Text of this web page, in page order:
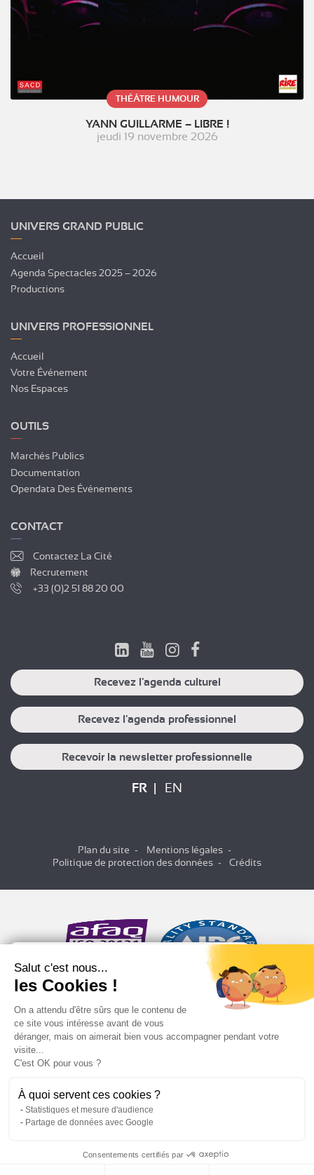
THÉÂTRE HUMOUR
YANN GUILLARME – LIBRE !
jeudi 19 novembre 2026
UNIVERS GRAND PUBLIC
Accueil
Agenda Spectacles 2025 – 2026
Productions
UNIVERS PROFESSIONNEL
Accueil
Votre Événement
Nos Espaces
OUTILS
Marchés Publics
Documentation
Opendata Des Événements
CONTACT
Contactez La Cité
Recrutement
+33 (0)2 51 88 20 00
Recevez l'agenda culturel
Recevez l'agenda professionnel
Recevoir la newsletter professionnelle
FR EN
Plan du site
Mentions légales
Politique de protection des données
Crédits
Salut c'est nous...
les Cookies !
On a attendu d'être sûrs que le contenu de
ce site vous intéresse avant de vous
déranger, mais on aimerait bien vous accompagner pendant votre
visite...
C'est OK pour vous ?
À quoi servent ces cookies ?
Statistiques et mesure d'audience
Partage de données avec Google
Consentements certifiés par